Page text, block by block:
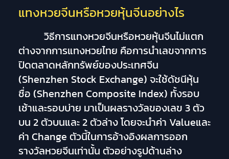
แทงหวยจีนหรือหวยหุ้นจีนอย่างไร
วิธีการแทงหวยจีนหรือหวยหุ้นจีนไม่แตก
ต่างจากการแทงหวยไทย คือการนำเลขจากการ
ปิดตลาดหลักทรัพย์ของประเทศจีน
(Shenzhen Stock Exchange) จะใช้ดัชนีหุ้น
ชื่อ (Shenzhen Composite Index) ทั้งรอบ
เช้าและรอบบ่าย มาเป็นผลรางวัลของเลข 3 ตัว
บน 2 ตัวบนและ 2 ตัวล่าง โดยจะนำค่า Valueและ
ค่า Change ตัวนี้ในการอ้างอิงผลการออก
รางวัลหวยจีนเท่านั้น ตัวอย่างรูปด้านล่าง